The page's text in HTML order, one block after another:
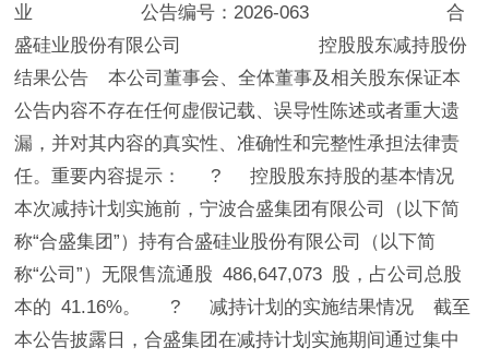
业 公告编号：2026-063 合
盛硅业股份有限公司 控股股东减持股份
结果公告 本公司董事会、全体董事及相关股东保证本
公告内容不存在任何虚假记载、误导性陈述或者重大遗
漏，并对其内容的真实性、准确性和完整性承担法律责
任。重要内容提示： ? 控股股东持股的基本情况
本次减持计划实施前，宁波合盛集团有限公司（以下简
称“合盛集团”）持有合盛硅业股份有限公司（以下简
称“公司”）无限售流通股 486,647,073 股，占公司总股
本的 41.16%。 ? 减持计划的实施结果情况 截至
本公告披露日，合盛集团在减持计划实施期间通过集中